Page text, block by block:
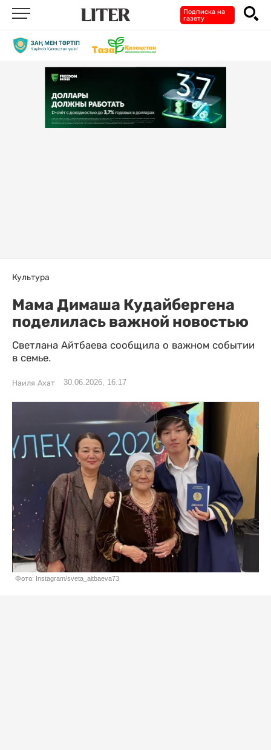
Подписка на
газету
Культура
Мама Димаша Кудайбергена
поделилась важной новостью
Светлана Айтбаева сообщила о важном событии
в семье.
Наиля Ахат 30.06.2026, 16:17
Фото: Instagram/sveta_aitbaeva73